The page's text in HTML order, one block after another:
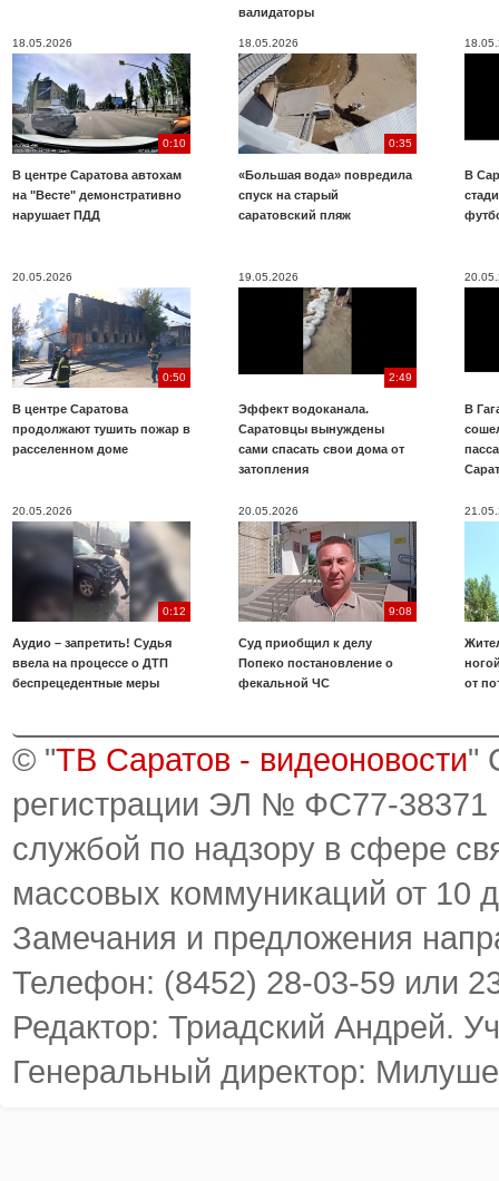
валидаторы
18.05.2026
0:10
В центре Саратова автохам
на "Весте" демонстративно
нарушает ПДД
18.05.2026
0:35
«Большая вода» повредила
спуск на старый
саратовский пляж
В
20.05.2026
0:50
В центре Саратова
продолжают тушить пожар в
расселенном доме
19.05.2026
2:49
Эффект водоканала.
Саратовцы вынуждены
сами спасать свои дома от
затопления
В
20.05.2026
0:12
Аудио – запретить! Судья
ввела на процессе о ДТП
беспрецедентные меры
20.05.2026
9:08
Суд приобщил к делу
Попеко постановление о
фекальной ЧС
от
© "ТВ Саратов - видеоновости"
регистрации ЭЛ № ФС77-38371
службой по надзору в сфере
массовых коммуникаций от 10
Замечания и предложения
Телефон: (8452) 28-03-59 или
Редактор: Триадский Андрей.
Генеральный директор: